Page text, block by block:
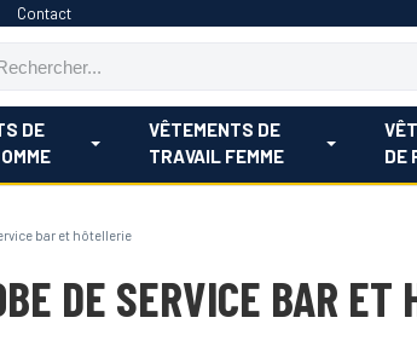
Contact
DE
VÊTEMENTS DE
TRAVAIL FEMME
DE
bar et hôtellerie
DE SERVICE BAR ET